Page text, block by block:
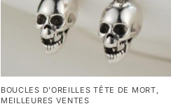
BOUCLES D'OREILLES TÊTE DE MORT,
MEILLEURES VENTES